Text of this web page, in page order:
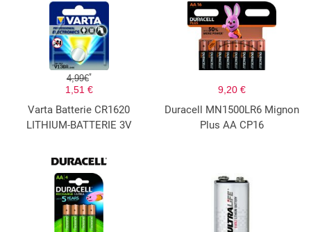
4,99€*
1,51 €
Varta Batterie CR1620
LITHIUM-BATTERIE 3V
9,20 €
Duracell MN1500LR6 Mignon
Plus AA CP16